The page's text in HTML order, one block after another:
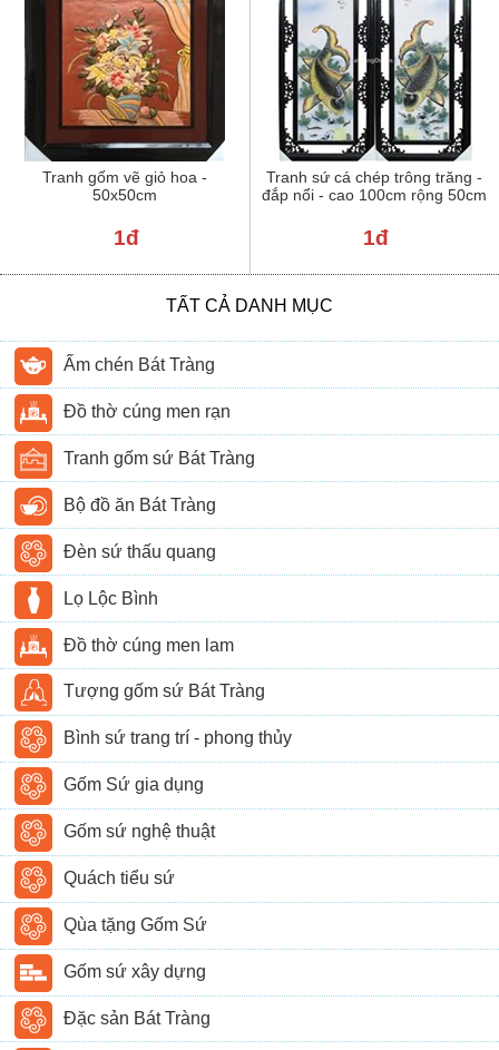
Tranh gốm vẽ giỏ hoa -
50x50cm
1đ
Tranh sứ cá chép trông trăng -
đắp nổi - cao 100cm rộng 50cm
1đ
TẤT CẢ DANH MỤC
Ấm chén Bát Tràng
Đồ thờ cúng men rạn
Tranh gốm sứ Bát Tràng
Bộ đồ ăn Bát Tràng
Đèn sứ thấu quang
Lọ Lộc Bình
Đồ thờ cúng men lam
Tượng gốm sứ Bát Tràng
Bình sứ trang trí - phong thủy
Gốm Sứ gia dụng
Gốm sứ nghệ thuật
Quách tiểu sứ
Qùa tặng Gốm Sứ
Gốm sứ xây dựng
Đặc sản Bát Tràng